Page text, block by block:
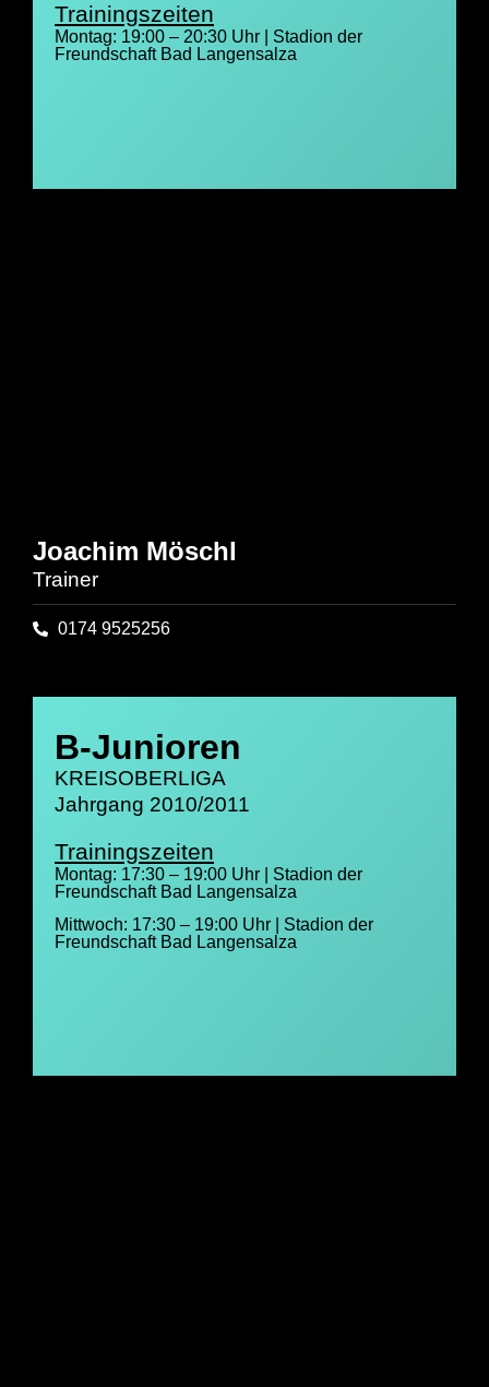
Trainingszeiten
Montag: 19:00 – 20:30 Uhr | Stadion der
Freundschaft Bad Langensalza
Joachim Möschl
Trainer
0174 9525256
B-Junioren
KREISOBERLIGA
Jahrgang 2010/2011
Trainingszeiten
Montag: 17:30 – 19:00 Uhr | Stadion der
Freundschaft Bad Langensalza
Mittwoch: 17:30 – 19:00 Uhr | Stadion der
Freundschaft Bad Langensalza